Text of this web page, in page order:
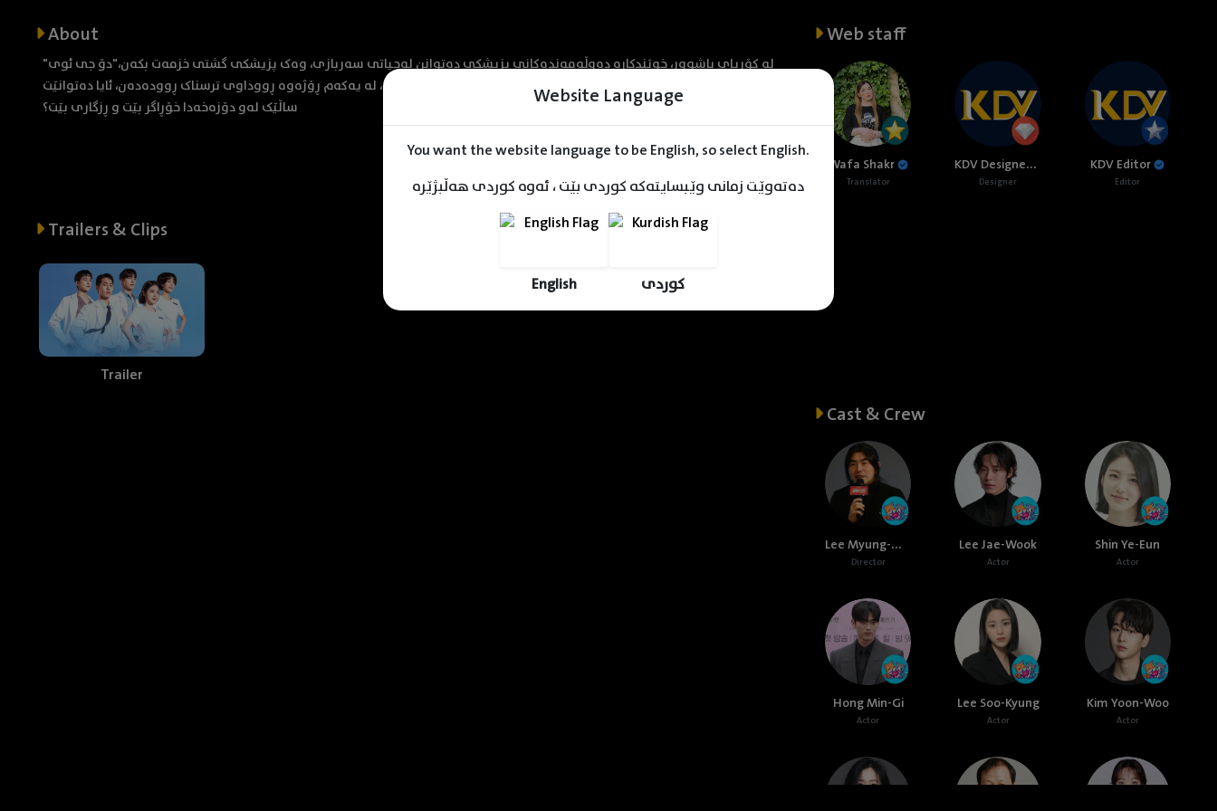
Website Language
You want the website language to be English, so select English.
دەتەوێت زمانی وێبسایتەکە کوردی بێت ، ئەوە کوردی هەڵبژێرە
English کوردی
About
لە کۆریای باشوور، خوێندکارە دەوڵەمەندەکانی پزیشکی دەتوانن لەجیاتی سەربازی، وەک پزیشکی گشتی خزمەت بکەن،"دۆ جی ئوی"
کە پزیشکی جوانکارییە، دەنێردرێتە دوورگەیەکی دوورەدەست و ناخۆش، لە یەکەم ڕۆژەوە ڕووداوی ترسناک ڕوودەدەن، ئایا دەتوانێت
ساڵێک لەو دۆزەخەدا خۆڕاگر بێت و ڕزگاری بێت؟
Trailers & Clips
Trailer
Web staff
Wafa Shakr
Translator
KDV Designer
Designer
KDV Editor
Editor
Cast & Crew
Lee Myung-Woo
Director
Lee Jae-Wook
Actor
Shin Ye-Eun
Actor
Hong Min-Gi
Actor
Lee Soo-Kyung
Actor
Kim Yoon-Woo
Actor